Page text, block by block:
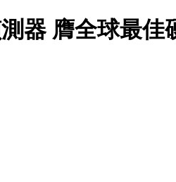
器 膺全球最佳